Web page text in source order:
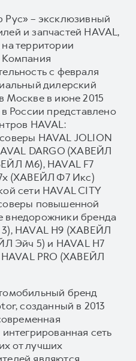
– эксклюзивный
и запчастей HAVAL,
на территории
Компания
с февраля
дилерский
Москве в июне 2015
России представлено
HAVAL:
HAVAL JOLION
DARGO (ХАВЕЙЛ
M6), HAVAL F7
(ХАВЕЙЛ Ф7 Икс)
сети HAVAL CITY
повышенной
внедорожники бренда
HAVAL H9 (ХАВЕЙЛ
Эйч 5) и HAVAL H7
PRO (ХАВЕЙЛ
бренд
созданный в 2013
сеть
от лучших